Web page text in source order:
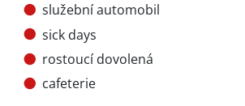
služební automobil
sick days
rostoucí dovolená
cafeterie